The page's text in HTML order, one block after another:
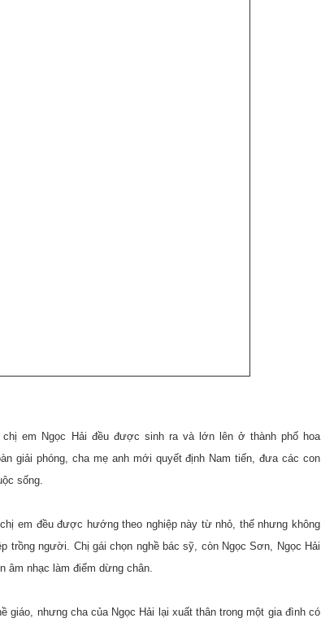
em Ngọc Hải đều được sinh ra và lớn lên ở thành phố hoa
giải phóng, cha mẹ anh mới quyết định Nam tiến, đưa các con
sống.
em đều được hướng theo nghiệp này từ nhỏ, thế nhưng không
trồng người. Chị gái chọn nghề bác sỹ, còn Ngọc Sơn, Ngọc Hải
âm nhạc làm điểm dừng chân.
giáo, nhưng cha của Ngọc Hải lại xuất thân trong một gia đình có